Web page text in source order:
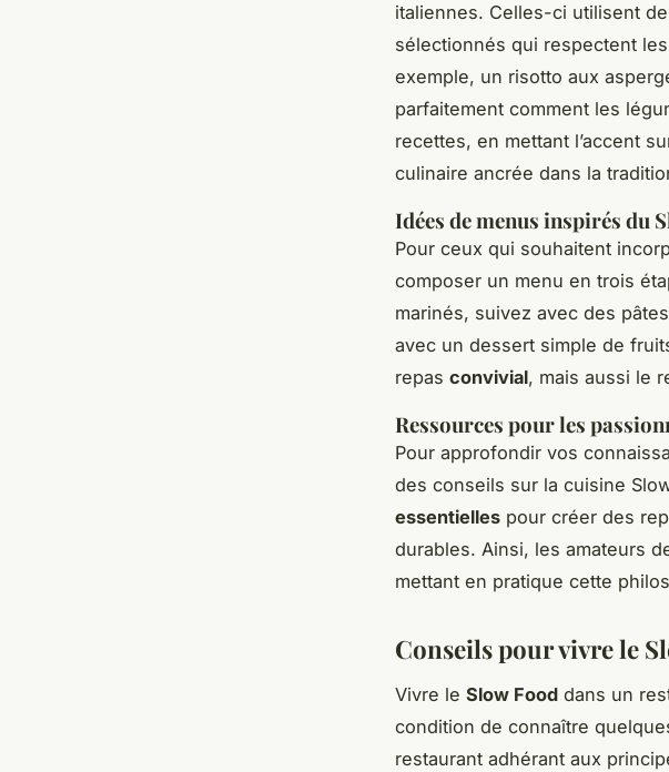
italiennes. Celles-ci utilisent
sélectionnés qui respectent
exemple, un risotto aux
parfaitement comment les
recettes, en mettant l’accent
culinaire ancrée dans la
Idées de menus inspirés du
Pour ceux qui souhaitent
composer un menu en trois
marinés, suivez avec des
avec un dessert simple de
repas convivial, mais aussi le
Ressources pour les
Pour approfondir vos
des conseils sur la cuisine
essentielles pour créer des
durables. Ainsi, les amateurs
mettant en pratique cette
Conseils pour vivre le
Vivre le Slow Food dans un
condition de connaître
restaurant adhérant aux